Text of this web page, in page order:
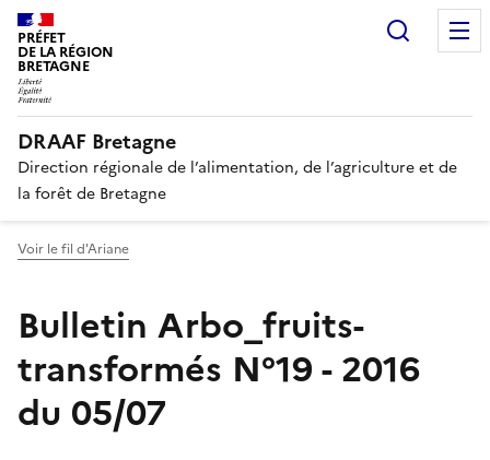
PRÉFET
DE LA RÉGION
BRETAGNE
DRAAF Bretagne
Direction régionale de l’alimentation, de l’agriculture et de
la forêt de Bretagne
Voir le fil d'Ariane
Bulletin Arbo_fruits-
transformés N°19 - 2016
du 05/07